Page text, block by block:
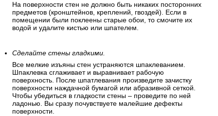
На поверхности стен не должно быть никаких посторонних
предметов (кронштейнов, креплений, гвоздей). Если в
помещении были поклеены старые обои, то смочите их
водой и удалите кистью или шпателем.
Сделайте стены гладкими.
Все мелкие изъяны стен устраняются шпаклеванием.
Шпаклевка сглаживает и выравнивает рабочую
поверхность. После шпатлевания произведите зачистку
поверхности наждачной бумагой или абразивной сеткой.
Чтобы убедиться в гладкости стены – проведите по ней
ладонью. Вы сразу почувствуете малейшие дефекты
поверхности.